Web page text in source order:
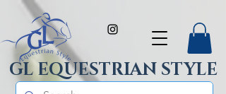
GL EQUESTRIAN STYLE